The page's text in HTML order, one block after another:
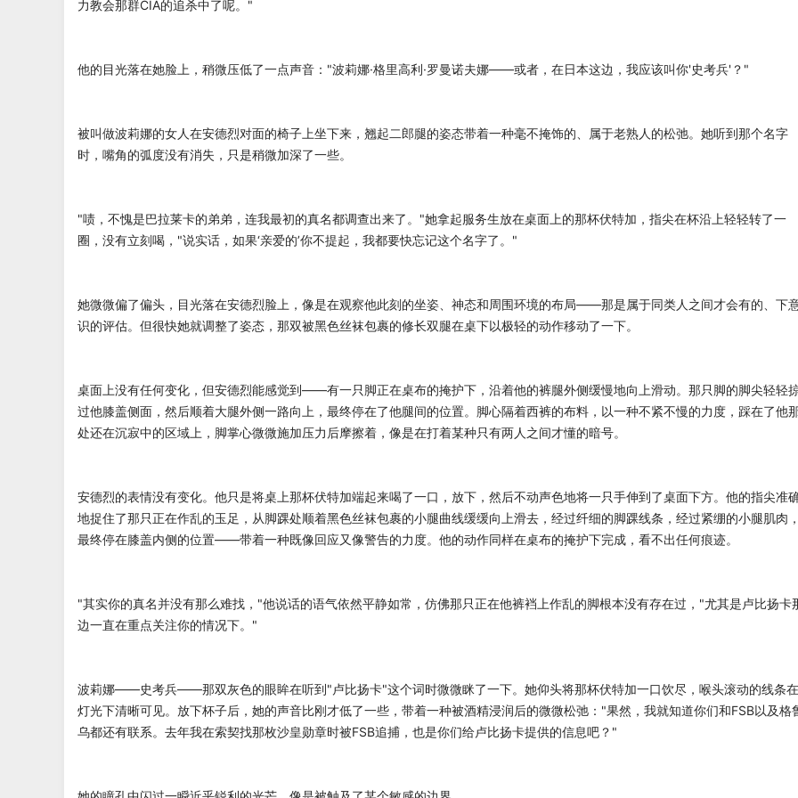
力教会那群CIA的追杀中了呢。"
他的目光落在她脸上，稍微压低了一点声音："波莉娜·格里高利·罗曼诺夫娜——或者，在日本这边，我应该叫你'史考兵'？"
被叫做波莉娜的女人在安德烈对面的椅子上坐下来，翘起二郎腿的姿态带着一种毫不掩饰的、属于老熟人的松弛。她听到那个名字
时，嘴角的弧度没有消失，只是稍微加深了一些。
"啧，不愧是巴拉莱卡的弟弟，连我最初的真名都调查出来了。"她拿起服务生放在桌面上的那杯伏特加，指尖在杯沿上轻轻转了一
圈，没有立刻喝，"说实话，如果‘亲爱的’你不提起，我都要快忘记这个名字了。"
她微微偏了偏头，目光落在安德烈脸上，像是在观察他此刻的坐姿、神态和周围环境的布局——那是属于同类人之间才会有的、下
识的评估。但很快她就调整了姿态，那双被黑色丝袜包裹的修长双腿在桌下以极轻的动作移动了一下。
桌面上没有任何变化，但安德烈能感觉到——有一只脚正在桌布的掩护下，沿着他的裤腿外侧缓慢地向上滑动。那只脚的脚尖轻轻
过他膝盖侧面，然后顺着大腿外侧一路向上，最终停在了他腿间的位置。脚心隔着西裤的布料，以一种不紧不慢的力度，踩在了他
处还在沉寂中的区域上，脚掌心微微施加压力后摩擦着，像是在打着某种只有两人之间才懂的暗号。
安德烈的表情没有变化。他只是将桌上那杯伏特加端起来喝了一口，放下，然后不动声色地将一只手伸到了桌面下方。他的指尖准
地捉住了那只正在作乱的玉足，从脚踝处顺着黑色丝袜包裹的小腿曲线缓缓向上滑去，经过纤细的脚踝线条，经过紧绷的小腿肌肉
最终停在膝盖内侧的位置——带着一种既像回应又像警告的力度。他的动作同样在桌布的掩护下完成，看不出任何痕迹。
"其实你的真名并没有那么难找，"他说话的语气依然平静如常，仿佛那只正在他裤裆上作乱的脚根本没有存在过，"尤其是卢比扬卡
边一直在重点关注你的情况下。"
波莉娜——史考兵——那双灰色的眼眸在听到"卢比扬卡"这个词时微微眯了一下。她仰头将那杯伏特加一口饮尽，喉头滚动的线条在
灯光下清晰可见。放下杯子后，她的声音比刚才低了一些，带着一种被酒精浸润后的微微松弛："果然，我就知道你们和FSB以及格
乌都还有联系。去年我在索契找那枚沙皇勋章时被FSB追捕，也是你们给卢比扬卡提供的信息吧？"